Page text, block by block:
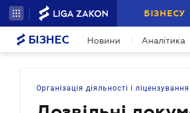
БІЗНЕСУ
БІЗНЕС Новини Аналітика
Організація діяльності і ліцензування